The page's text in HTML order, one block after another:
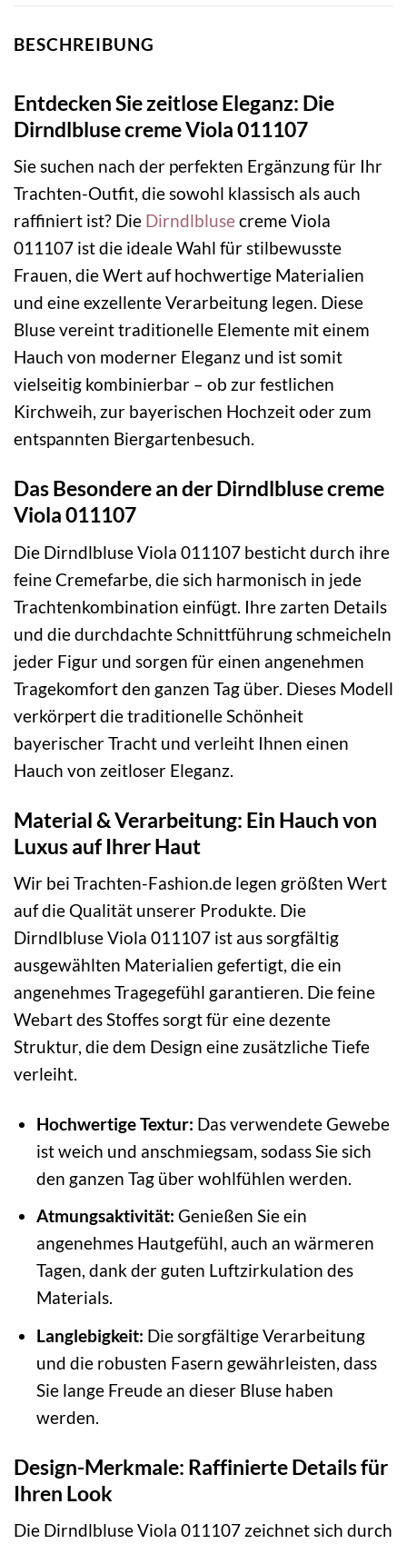
BESCHREIBUNG
Entdecken Sie zeitlose Eleganz: Die
Dirndlbluse creme Viola 011107
Sie suchen nach der perfekten Ergänzung für Ihr
Trachten-Outfit, die sowohl klassisch als auch
raffiniert ist? Die Dirndlblusecreme Viola
011107 ist die ideale Wahl für stilbewusste
Frauen, die Wert auf hochwertige Materialien
und eine exzellente Verarbeitung legen. Diese
Bluse vereint traditionelle Elemente mit einem
Hauch von moderner Eleganz und ist somit
vielseitig kombinierbar – ob zur festlichen
Kirchweih, zur bayerischen Hochzeit oder zum
entspannten Biergartenbesuch.
Das Besondere an der Dirndlbluse creme
Viola 011107
Die Dirndlbluse Viola 011107 besticht durch ihre
feine Cremefarbe, die sich harmonisch in jede
Trachtenkombination einfügt. Ihre zarten Details
und die durchdachte Schnittführung schmeicheln
jeder Figur und sorgen für einen angenehmen
Tragekomfort den ganzen Tag über. Dieses Modell
verkörpert die traditionelle Schönheit
bayerischer Tracht und verleiht Ihnen einen
Hauch von zeitloser Eleganz.
Material & Verarbeitung: Ein Hauch von
Luxus auf Ihrer Haut
Wir bei Trachten-Fashion.de legen größten Wert
auf die Qualität unserer Produkte. Die
Dirndlbluse Viola 011107 ist aus sorgfältig
ausgewählten Materialien gefertigt, die ein
angenehmes Tragegefühl garantieren. Die feine
Webart des Stoffes sorgt für eine dezente
Struktur, die dem Design eine zusätzliche Tiefe
verleiht.
Hochwertige Textur: Das verwendete Gewebe
ist weich und anschmiegsam, sodass Sie sich
den ganzen Tag über wohlfühlen werden.
Atmungsaktivität: Genießen Sie ein
angenehmes Hautgefühl, auch an wärmeren
Tagen, dank der guten Luftzirkulation des
Materials.
Langlebigkeit: Die sorgfältige Verarbeitung
und die robusten Fasern gewährleisten, dass
Sie lange Freude an dieser Bluse haben
werden.
Design-Merkmale: Raffinierte Details für
Ihren Look
Die Dirndlbluse Viola 011107 zeichnet sich durch